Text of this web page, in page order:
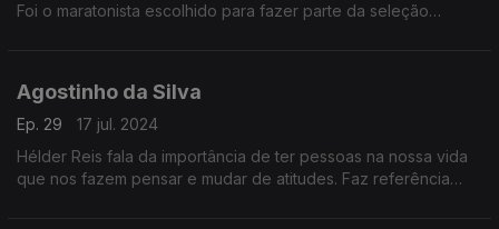
Foi o maratonista escolhido para fazer parte da seleção
Agostinho da Silva
Ep. 29
17 jul. 2024
Hélder Reis fala da importância de ter pessoas na nossa vida
que nos fazem pensar e mudar de atitudes. Faz referência